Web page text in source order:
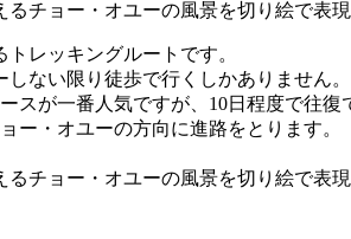
チョー・オユーの風景を切り絵で表
レッキングルートです。
ない限り徒歩で行くしかありません。
が一番人気ですが、10日程度で往復
ー・オユーの方向に進路をとります。
チョー・オユーの風景を切り絵で表現